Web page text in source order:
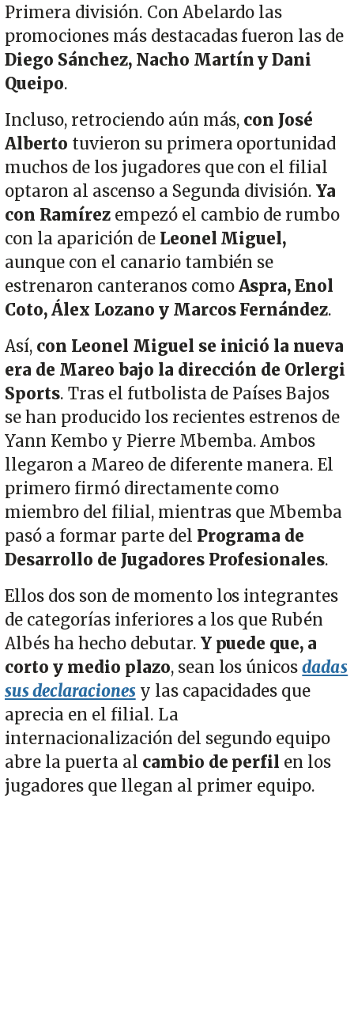
Primera división. Con Abelardo las
promociones más destacadas fueron las de
Diego Sánchez, Nacho Martín y Dani
Queipo.
Incluso, retrociendo aún más, con José
Alberto tuvieron su primera oportunidad
muchos de los jugadores que con el filial
optaron al ascenso a Segunda división.Ya
con Ramírezempezó el cambio de rumbo
con la aparición de Leonel Miguel,
aunque con el canario también se
estrenaron canteranos comoAspra, Enol
Coto, Álex Lozano y Marcos Fernández.
Así,con Leonel Miguel se inició la nueva
era de Mareo bajo la dirección de Orlergi
Sports. Tras el futbolista de Países Bajos
se han producido los recientes estrenos de
Yann Kembo y Pierre Mbemba. Ambos
llegaron a Mareo de diferente manera. El
primero firmó directamente como
miembro del filial, mientras que Mbemba
pasó a formar parte del Programa de
Desarrollo de Jugadores Profesionales.
Ellos dos son de momento los integrantes
de categorías inferiores a los que Rubén
Albés ha hecho debutar. Y puede que, a
corto y medio plazo, sean los únicosdadas
sus declaraciones y las capacidades que
aprecia en el filial. La
internacionalización del segundo equipo
abre la puerta al cambio de perfil en los
jugadores que llegan al primer equipo.